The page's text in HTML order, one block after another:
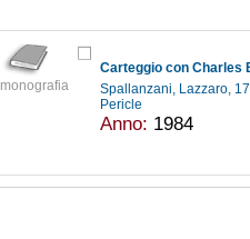
monografia
Carteggio con Charles
Spallanzani, Lazzaro,
Pericle
Anno: 1984